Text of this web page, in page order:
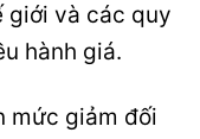
giới và các quy
hành giá.
mức giảm đối